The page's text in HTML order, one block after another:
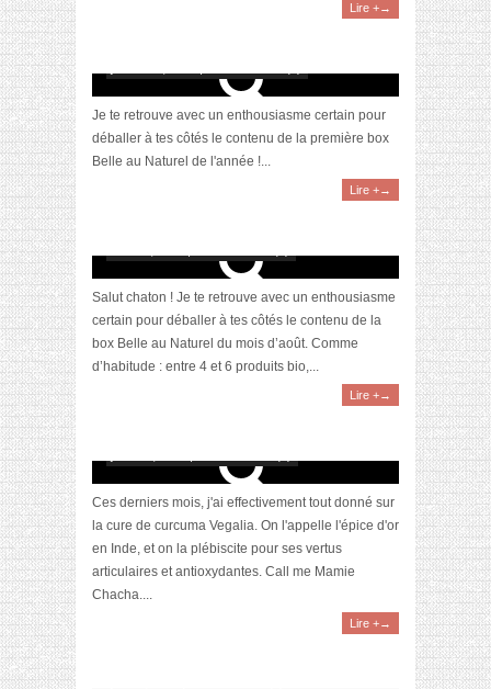
Lire +→
[Unboxing] La box Belle au Naturel du mois de
Je te retrouve avec un enthousiasme certain pour
déballer à tes côtés le contenu de la première box
Belle au Naturel de l'année !...
Lire +→
[Unboxing] La box Belle au Naturel du mois
Salut chaton ! Je te retrouve avec un enthousiasme
certain pour déballer à tes côtés le contenu de la
box Belle au Naturel du mois d’août. Comme
d’habitude : entre 4 et 6 produits bio,...
Lire +→
Je teste : la cure de curcuma pour renforcer
Ces derniers mois, j'ai effectivement tout donné sur
la cure de curcuma Vegalia. On l'appelle l'épice d'or
en Inde, et on la plébiscite pour ses vertus
articulaires et antioxydantes. Call me Mamie
Chacha....
Lire +→
[Revue] Programme minceur par D-LAB